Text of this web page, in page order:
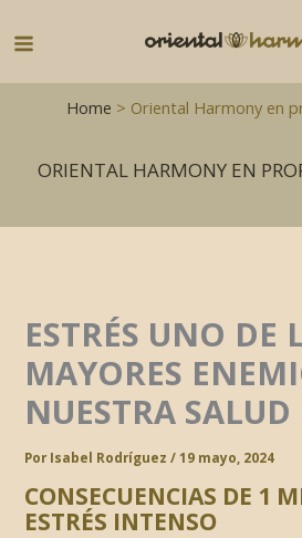
Main
MenuHome > Oriental Harmony en
ORIENTAL HARMONY EN
ESTRÉS UNO DE
MAYORES
NUESTRA SALUD
PorIsabel Rodríguez/19 mayo, 2024
CONSECUENCIAS DE 1
ESTRÉS INTENSO